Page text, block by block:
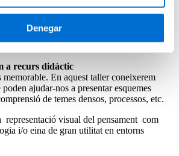
Denegar
de creativitat als participants, una
noves oportunitats, estimular la
de noves solucions als problemes
a recurs didàctic
memorable. En aquest taller coneixerem
ajudar-nos a presentar esquemes
de temes densos, processos, etc.
representació visual del pensament com
i/o eina de gran utilitat en entorns